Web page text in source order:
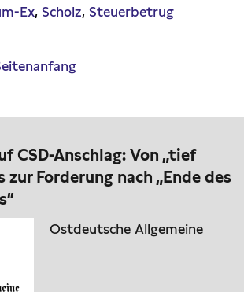
Ex Scholz Steuerbetrug
CSD-Anschlag: Von „tief
Forderung nach „Ende des
Ostdeutsche Allgemeine